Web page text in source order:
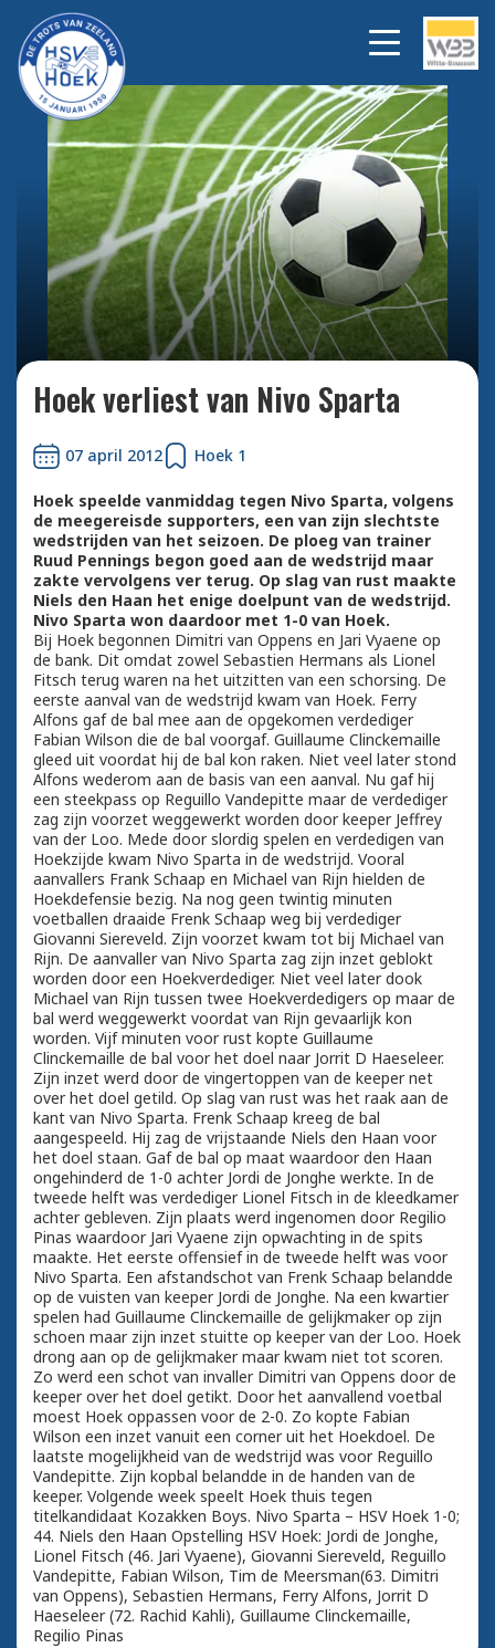
Bekijk alle foto's
Hoek verliest van Nivo Sparta
07 april 2012 Hoek 1
Hoek speelde vanmiddag tegen Nivo Sparta, volgens
de meegereisde supporters, een van zijn slechtste
wedstrijden van het seizoen. De ploeg van trainer
Ruud Pennings begon goed aan de wedstrijd maar
zakte vervolgens ver terug. Op slag van rust maakte
Niels den Haan het enige doelpunt van de wedstrijd.
Nivo Sparta won daardoor met 1-0 van Hoek.
Bij Hoek begonnen Dimitri van Oppens en Jari Vyaene op
de bank. Dit omdat zowel Sebastien Hermans als Lionel
Fitsch terug waren na het uitzitten van een schorsing. De
eerste aanval van de wedstrijd kwam van Hoek. Ferry
Alfons gaf de bal mee aan de opgekomen verdediger
Fabian Wilson die de bal voorgaf. Guillaume Clinckemaille
gleed uit voordat hij de bal kon raken. Niet veel later stond
Alfons wederom aan de basis van een aanval. Nu gaf hij
een steekpass op Reguillo Vandepitte maar de verdediger
zag zijn voorzet weggewerkt worden door keeper Jeffrey
van der Loo. Mede door slordig spelen en verdedigen van
Hoekzijde kwam Nivo Sparta in de wedstrijd. Vooral
aanvallers Frank Schaap en Michael van Rijn hielden de
Hoekdefensie bezig. Na nog geen twintig minuten
voetballen draaide Frenk Schaap weg bij verdediger
Giovanni Siereveld. Zijn voorzet kwam tot bij Michael van
Rijn. De aanvaller van Nivo Sparta zag zijn inzet geblokt
worden door een Hoekverdediger. Niet veel later dook
Michael van Rijn tussen twee Hoekverdedigers op maar de
bal werd weggewerkt voordat van Rijn gevaarlijk kon
worden. Vijf minuten voor rust kopte Guillaume
Clinckemaille de bal voor het doel naar Jorrit D Haeseleer.
Zijn inzet werd door de vingertoppen van de keeper net
over het doel getild. Op slag van rust was het raak aan de
kant van Nivo Sparta. Frenk Schaap kreeg de bal
aangespeeld. Hij zag de vrijstaande Niels den Haan voor
het doel staan. Gaf de bal op maat waardoor den Haan
ongehinderd de 1-0 achter Jordi de Jonghe werkte. In de
tweede helft was verdediger Lionel Fitsch in de kleedkamer
achter gebleven. Zijn plaats werd ingenomen door Regilio
Pinas waardoor Jari Vyaene zijn opwachting in de spits
maakte. Het eerste offensief in de tweede helft was voor
Nivo Sparta. Een afstandschot van Frenk Schaap belandde
op de vuisten van keeper Jordi de Jonghe. Na een kwartier
spelen had Guillaume Clinckemaille de gelijkmaker op zijn
schoen maar zijn inzet stuitte op keeper van der Loo. Hoek
drong aan op de gelijkmaker maar kwam niet tot scoren.
Zo werd een schot van invaller Dimitri van Oppens door de
keeper over het doel getikt. Door het aanvallend voetbal
moest Hoek oppassen voor de 2-0. Zo kopte Fabian
Wilson een inzet vanuit een corner uit het Hoekdoel. De
laatste mogelijkheid van de wedstrijd was voor Reguillo
Vandepitte. Zijn kopbal belandde in de handen van de
keeper. Volgende week speelt Hoek thuis tegen
titelkandidaat Kozakken Boys. Nivo Sparta – HSV Hoek 1-0;
44. Niels den Haan Opstelling HSV Hoek: Jordi de Jonghe,
Lionel Fitsch (46. Jari Vyaene), Giovanni Siereveld, Reguillo
Vandepitte, Fabian Wilson, Tim de Meersman(63. Dimitri
van Oppens), Sebastien Hermans, Ferry Alfons, Jorrit D
Haeseleer (72. Rachid Kahli), Guillaume Clinckemaille,
Regilio Pinas